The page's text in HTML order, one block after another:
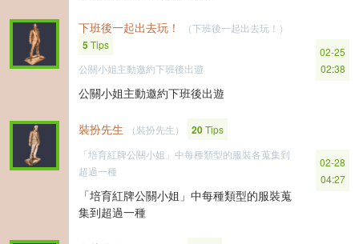
下班後一起出去玩！ （下班後一起出去玩！）
5Tips
公關小姐主動邀約下班後出遊
公關小姐主動邀約下班後出遊
02-25
02:38
裝扮先生 （裝扮先生） 20Tips
「培育紅牌公關小姐」中每種類型的服裝各蒐集到
超過一種
「培育紅牌公關小姐」中每種類型的服裝蒐
集到超過一種
02-28
04:27